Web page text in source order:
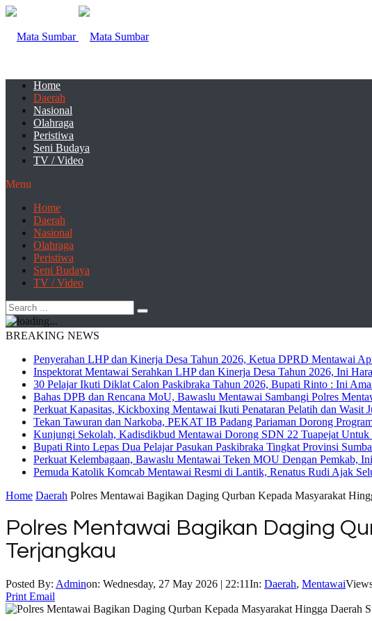
Home
Daerah
Nasional
Olahraga
Peristiwa
Seni Budaya
TV / Video
Menu
Home
Daerah
Nasional
Olahraga
Peristiwa
Seni Budaya
TV / Video
BREAKING NEWS
Penyerahan LHP dan Kinerja Desa Tahun 2026, Ketua DPRD Mentawai
Inspektorat Mentawai Serahkan LHP dan Kinerja Desa Tahun 2026, Ini
30 Pelajar Ikuti Diklat Calon Paskibraka Tahun 2026, Bupati Rinto : Ini
Bahas DPB dan Rencana MoU, Bawaslu Mentawai Sambangi Polres
Perkuat Kapasitas, Kickboxing Mentawai Ikuti Penataran Pelatih dan Wasit
Tekan Tawuran dan Narkoba, PEKAT IB Padang Pariaman Dorong
Kunjungi Sekolah, Kadisdikbud Mentawai Dorong SDN 22 Tuapejat Untuk
Bupati Rinto Lepas Dua Pelajar Pasukan Paskibraka Tingkat Provinsi
Perkuat Kelembagaan, Bawaslu Mentawai Teken MOU Dengan Pemkab,
Pemuda Katolik Komcab Mentawai Resmi di Lantik, Renatus Rudi Ajak
Home Daerah Polres Mentawai Bagikan Daging Qurban Kepada Masyarakat
Polres Mentawai Bagikan Daging
Terjangkau
Posted By: Adminon: Wednesday, 27 May 2026 | 22:11In: Daerah, Mentawai
Print Email